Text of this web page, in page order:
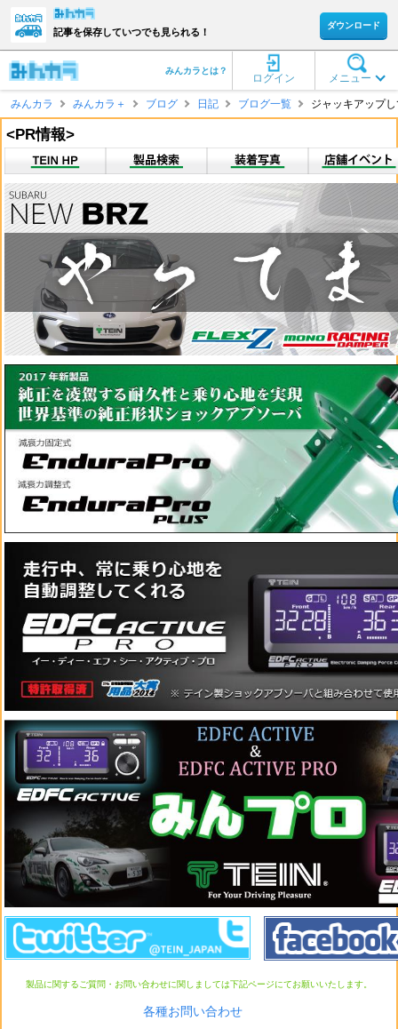
記事を保存していつでも見られる！
ダウンロード
メニュー
ログイン
みんカラとは？
みんカラ みんカラ＋ ブログ 日記 ブログ一覧 ジャッキアップ
<PR情報>
製品に関するご質問・お問い合わせに関しましては下記ページにてお願いいたします。
各種お問い合わせ